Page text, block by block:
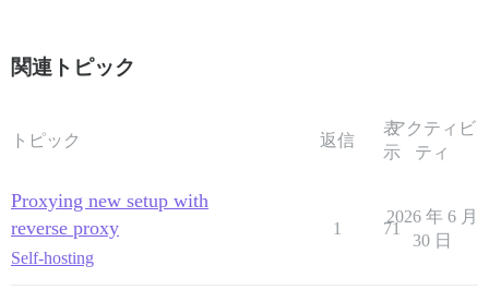
関連トピック
トピック 返信
表
示
アクティビ
ティ
Proxying new setup with
reverse proxy
Self-hosting
1 71
2026 年 6 月
30 日